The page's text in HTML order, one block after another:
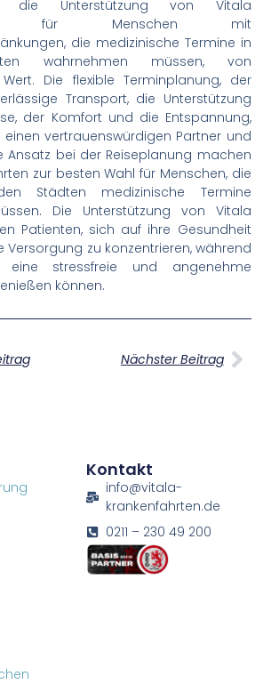
die Unterstützung von Vitala
für Menschen mit
die medizinische Termine in
wahrnehmen müssen, von
Die flexible Terminplanung, der
Transport, die Unterstützung
der Komfort und die Entspannung,
vertrauenswürdigen Partner und
Ansatz bei der Reiseplanung machen
zur besten Wahl für Menschen, die
Städten medizinische Termine
Die Unterstützung von Vitala
Patienten, sich auf ihre Gesundheit
Versorgung zu konzentrieren, während
eine stressfreie und angenehme
können.
Nächster Beitrag
Kontakt
info@vitala-
krankenfahrten.de
0211 – 230 49 200